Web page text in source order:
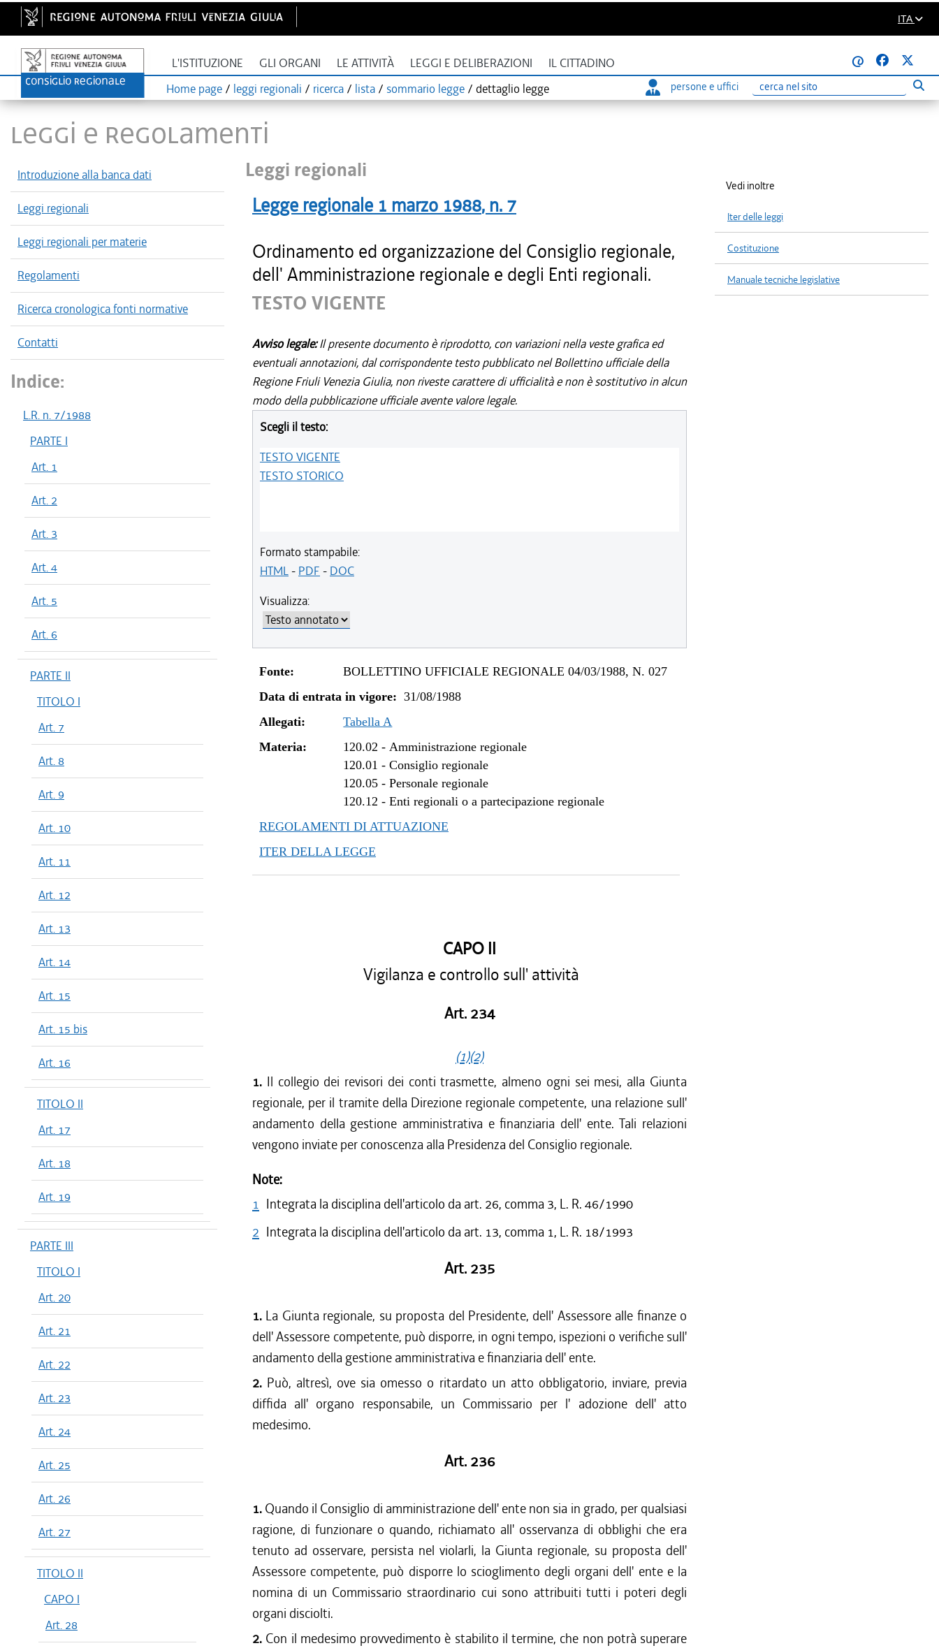
ITA
L'ISTITUZIONE GLI ORGANI LE ATTIVITÀ LEGGI E DELIBERAZIONI IL CITTADINO
@
Home page / leggi regionali / ricerca / lista / sommario legge / dettaglio legge persone e uffici
Ricerca
LEGGI E REGOLAMENTI
Introduzione alla banca dati
Leggi regionali
Leggi regionali per materie
Regolamenti
Ricerca cronologica fonti normative
Contatti
Indice:
L.R. n. 7/1988
PARTE I
Art. 1
Art. 2
Art. 3
Art. 4
Art. 5
Art. 6
PARTE II
TITOLO I
Art. 7
Art. 8
Art. 9
Art. 10
Art. 11
Art. 12
Art. 13
Art. 14
Art. 15
Art. 15 bis
Art. 16
TITOLO II
Art. 17
Art. 18
Art. 19
PARTE III
TITOLO I
Art. 20
Art. 21
Art. 22
Art. 23
Art. 24
Art. 25
Art. 26
Art. 27
TITOLO II
CAPO I
Art. 28
Leggi regionali
Legge regionale 1 marzo 1988, n. 7
Ordinamento ed organizzazione del Consiglio regionale,
dell' Amministrazione regionale e degli Enti regionali.
TESTO VIGENTE
Avviso legale:Il presente documento è riprodotto, con variazioni nella veste grafica ed
eventuali annotazioni, dal corrispondente testo pubblicato nel Bollettino ufficiale della
Regione Friuli Venezia Giulia, non riveste carattere di ufficialità e non è sostitutivo in alcun
modo della pubblicazione ufficiale avente valore legale.
Scegli il testo:
TESTO VIGENTE
TESTO STORICO
Formato stampabile:
HTML- PDF - DOC
Visualizza:
Fonte:
BOLLETTINO UFFICIALE REGIONALE 04/03/1988, N. 027
Data di entrata in vigore: 31/08/1988
Allegati:
Tabella A
Materia:
120.02 -Amministrazione regionale
120.01 -Consiglio regionale
120.05 -Personale regionale
120.12 -Enti regionali o a partecipazione regionale
REGOLAMENTI DI ATTUAZIONE
ITER DELLA LEGGE
CAPO II
Vigilanza e controllo sull' attività
Art. 234
(1)(2)
1. Il collegio dei revisori dei conti trasmette, almeno ogni sei mesi, alla Giunta
regionale, per il tramite della Direzione regionale competente, una relazione sull'
andamento della gestione amministrativa e finanziaria dell' ente. Tali relazioni
vengono inviate per conoscenza alla Presidenza del Consiglio regionale.
Note:
1 Integrata la disciplina dell'articolo da art. 26, comma 3, L. R. 46/1990
2 Integrata la disciplina dell'articolo da art. 13, comma 1, L. R. 18/1993
Art. 235
1. La Giunta regionale, su proposta del Presidente, dell' Assessore alle finanze o
dell' Assessore competente, può disporre, in ogni tempo, ispezioni o verifiche sull'
andamento della gestione amministrativa e finanziaria dell' ente.
2. Può, altresì, ove sia omesso o ritardato un atto obbligatorio, inviare, previa
diffida all' organo responsabile, un Commissario per l' adozione dell' atto
medesimo.
Art. 236
1. Quando il Consiglio di amministrazione dell' ente non sia in grado, per qualsiasi
ragione, di funzionare o quando, richiamato all' osservanza di obblighi che era
tenuto ad osservare, persista nel violarli, la Giunta regionale, su proposta dell'
Assessore competente, può disporre lo scioglimento degli organi dell' ente e la
nomina di un Commissario straordinario cui sono attribuiti tutti i poteri degli
organi disciolti.
2. Con il medesimo provvedimento è stabilito il termine, che non potrà superare
Vedi inoltre
Iter delle leggi
Costituzione
Manuale tecniche legislative